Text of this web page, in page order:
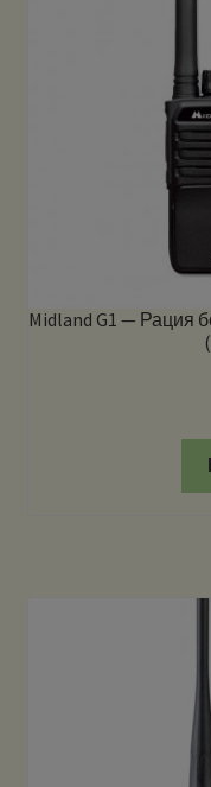
Midland G1 — Рация